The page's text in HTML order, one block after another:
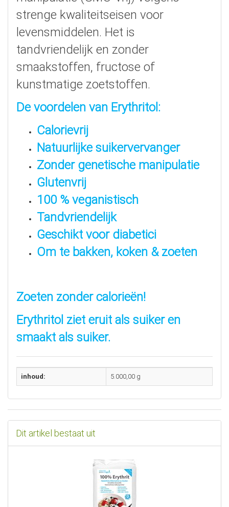
strenge kwaliteitseisen voor
levensmiddelen. Het is
tandvriendelijk en zonder
smaakstoffen, fructose of
kunstmatige zoetstoffen.
De voordelen van Erythritol:
Calorievrij
Natuurlijke suikervervanger
Zonder genetische manipulatie
Glutenvrij
100 % veganistisch
Tandvriendelijk
Geschikt voor diabetici
Om te bakken, koken & zoeten
Zoeten zonder calorieën!
Erythritol ziet eruit als suiker en
smaakt als suiker.
inhoud: 5.000,00 g
Dit artikel bestaat uit